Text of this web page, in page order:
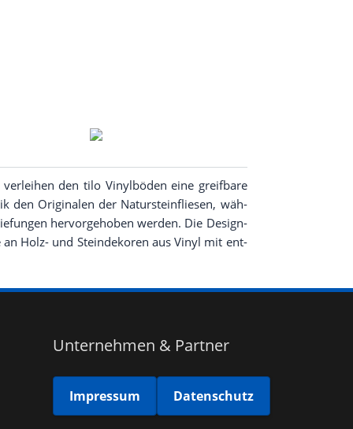
den tilo Vinyl­bö­den eine greif­ba­re
den Ori­gi­na­len der Natur­stein­flie­sen, wäh­
her­vor­ge­ho­ben wer­den. Die Design-
Holz- und Stein­de­ko­ren aus Vinyl mit ent­
Unternehmen & Partner
Impressum Datenschutz